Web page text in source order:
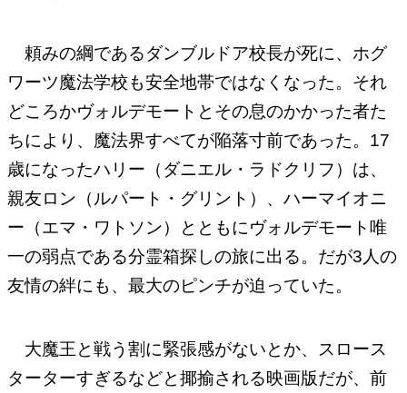
頼みの綱であるダンブルドア校長が死に、ホグ
ワーツ魔法学校も安全地帯ではなくなった。それ
どころかヴォルデモートとその息のかかった者た
ちにより、魔法界すべてが陥落寸前であった。17
歳になったハリー（ダニエル・ラドクリフ）は、
親友ロン（ルパート・グリント）、ハーマイオニ
ー（エマ・ワトソン）とともにヴォルデモート唯
一の弱点である分霊箱探しの旅に出る。だが3人の
友情の絆にも、最大のピンチが迫っていた。
大魔王と戦う割に緊張感がないとか、スロース
ターターすぎるなどと揶揄される映画版だが、前